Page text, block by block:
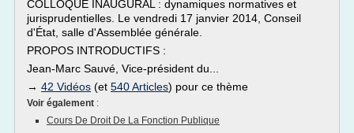
COLLOQUE INAUGURAL : dynamiques normatives et
jurisprudentielles. Le vendredi 17 janvier 2014, Conseil
d'État, salle d'Assemblée générale.
PROPOS INTRODUCTIFS :
Jean-Marc Sauvé, Vice-président du...
→ 42 Vidéos (et 540 Articles) pour ce thème
Voir également :
Cours De Droit De La Fonction Publique